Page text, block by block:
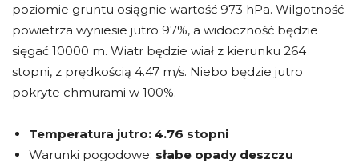
poziomie gruntu osiągnie wartość 973 hPa. Wilgotność
powietrza wyniesie jutro 97%, a widoczność będzie
sięgać 10000 m. Wiatr będzie wiał z kierunku 264
stopni, z prędkością 4.47 m/s. Niebo będzie jutro
pokryte chmurami w 100%.
Temperatura jutro: 4.76 stopni
Warunki pogodowe: słabe opady deszczu